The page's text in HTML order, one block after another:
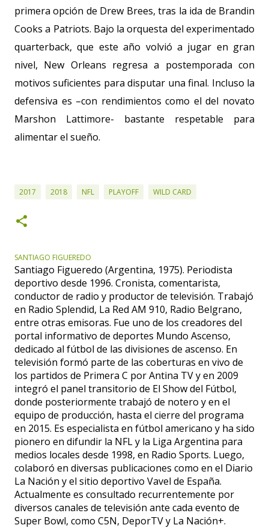
primera opción de Drew Brees, tras la ida de Brandin
Cooks a Patriots. Bajo la orquesta del experimentado
quarterback, que este año volvió a jugar en gran
nivel, New Orleans regresa a postemporada con
motivos suficientes para disputar una final. Incluso la
defensiva es –con rendimientos como el del novato
Marshon Lattimore- bastante respetable para
alimentar el sueño.
2017 2018 NFL PLAYOFF WILD CARD
SANTIAGO FIGUEREDO
Santiago Figueredo (Argentina, 1975). Periodista
deportivo desde 1996. Cronista, comentarista,
conductor de radio y productor de televisión. Trabajó
en Radio Splendid, La Red AM 910, Radio Belgrano,
entre otras emisoras. Fue uno de los creadores del
portal informativo de deportes Mundo Ascenso,
dedicado al fútbol de las divisiones de ascenso. En
televisión formó parte de las coberturas en vivo de
los partidos de Primera C por Antina TV y en 2009
integró el panel transitorio de El Show del Fútbol,
donde posteriormente trabajó de notero y en el
equipo de producción, hasta el cierre del programa
en 2015. Es especialista en fútbol americano y ha sido
pionero en difundir la NFL y la Liga Argentina para
medios locales desde 1998, en Radio Sports. Luego,
colaboró en diversas publicaciones como en el Diario
La Nación y el sitio deportivo Vavel de España.
Actualmente es consultado recurrentemente por
diversos canales de televisión ante cada evento de
Super Bowl, como C5N, DeporTV y La Nación+.